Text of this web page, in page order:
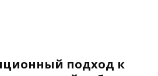
подход к